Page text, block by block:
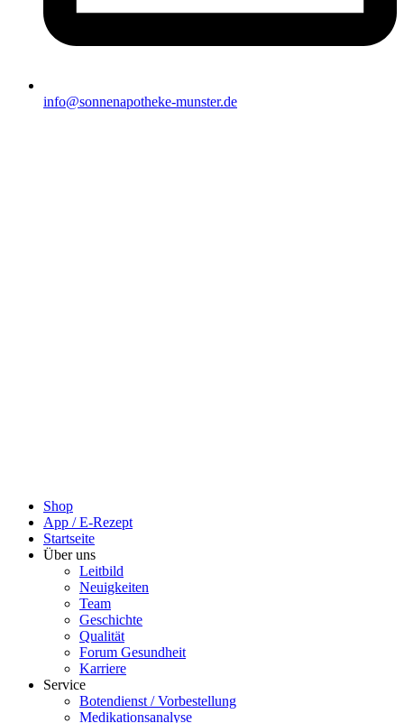
info@sonnenapotheke-munster.de
Shop
App / E-Rezept
Startseite
Über uns
Leitbild
Neuigkeiten
Team
Geschichte
Qualität
Forum Gesundheit
Karriere
Service
Botendienst / Vorbestellung
Medikationsanalyse